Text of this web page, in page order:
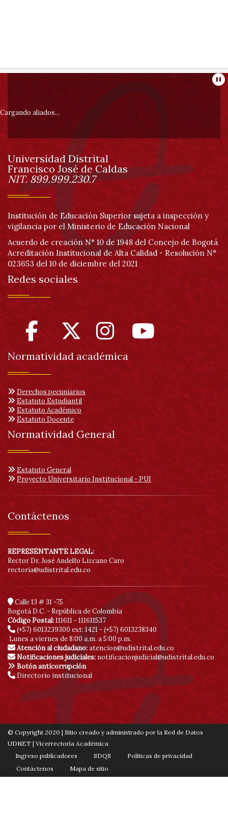
Información
pie
de
página
Cargando aliados...
Información
Universidad Distrital
Francisco José de Caldas
NIT. 899.999.230.7
Institución de Educación Superior sujeta a inspección y
vigilancia por el Ministerio de Educación Nacional
Acuerdo de creación N° 10 de 1948 del Concejo de Bogotá
Acreditación Institucional de Alta Calidad - Resolución N°
023653 del 10 de diciembre del 2021
Redes sociales
Normatividad académica
Derechos pecuniarios
Estatuto Estudiantil
Estatuto Académico
Estatuto Docente
Normatividad General
Estatuto General
Proyecto Universitario Institucional - PUI
Contáctenos
REPRESENTANTE LEGAL:
Rector Dr. José Andelfo Lizcano Caro
rectoria@udistrital.edu.co
Calle 13 # 31 -75
Bogotá D.C. - República de Colombia
Código Postal:111611 - 111611537
(+57) 6013239300 ext: 1421 - (+57) 6013238340
Lunes a viernes de 8:00 a.m. a 5:00 p.m.
Atención al ciudadano:atencion@udistrital.edu.co
Notificaciones judiciales: notificacionjudicial@udistrital.edu.co
Botón anticorrupción
Directorio institucional
© Copyright 2020 | Sitio creado y administrado por la Red de Datos
UDNET | Vicerrectoría Académica
Ingreso publicadores
SDQS
Políticas de privacidad
Contáctenos
Mapa de sitio